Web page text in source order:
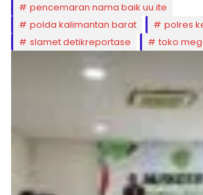
pencemaran nama baik uu ite
polda kalimantan barat
polres
slamet detikreportase
toko